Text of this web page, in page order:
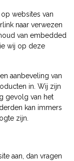
websites van
naar verwezen
van embedded
wij op deze
aanbeveling van
in. Wij zijn
gevolg van het
kan immers
zijn.
aan, dan vragen